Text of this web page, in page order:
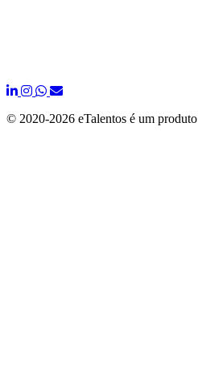
© 2020-2026 eTalentos é um produto